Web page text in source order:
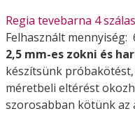
Regia tevebarna 4 szálas
Felhasznált mennyiség:
2,5 mm-es zokni és
készítsünk
méretbeli eltérést
szorosabban kötünk az